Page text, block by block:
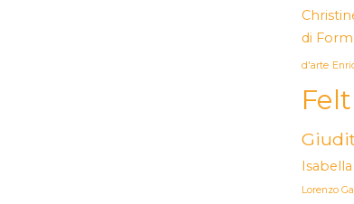
di
d'arte
Lorenzo